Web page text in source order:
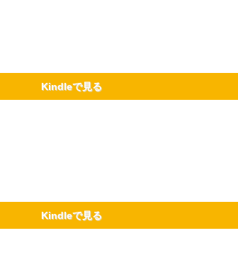
Kindleで見る
Kindleで見る